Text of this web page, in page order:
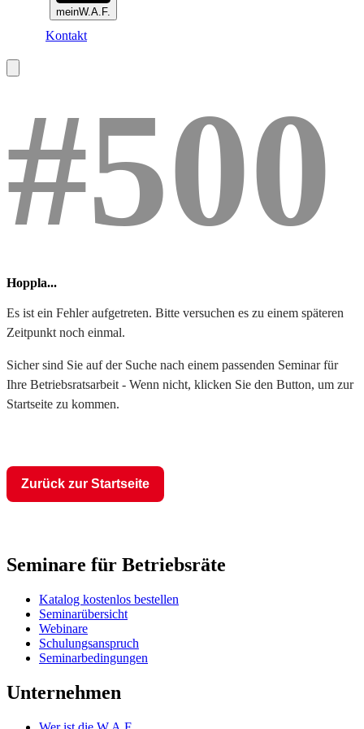
meinW.A.F.
Kontakt
#500
Hoppla...
Es ist ein Fehler aufgetreten. Bitte versuchen es zu einem späteren
Zeitpunkt noch einmal.
Sicher sind Sie auf der Suche nach einem passenden Seminar für
Ihre Betriebsratsarbeit - Wenn nicht, klicken Sie den Button, um zur
Startseite zu kommen.
Zurück zur Startseite
Seminare für Betriebsräte
Katalog kostenlos bestellen
Seminarübersicht
Webinare
Schulungsanspruch
Seminarbedingungen
Unternehmen